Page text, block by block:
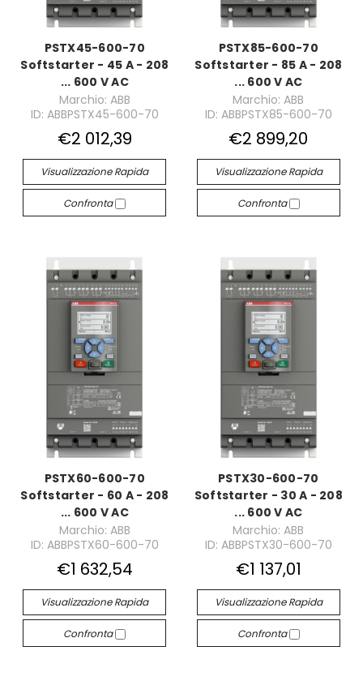
PSTX45-600-70
Softstarter - 45 A - 208
... 600 V AC
Marchio: ABB
ID: ABBPSTX45-600-70
€2 012,39
Visualizzazione Rapida
Confronta
PSTX85-600-70
Softstarter - 85 A - 208
... 600 V AC
Marchio: ABB
ID: ABBPSTX85-600-70
€2 899,20
Visualizzazione Rapida
Confronta
PSTX60-600-70
Softstarter - 60 A - 208
... 600 V AC
Marchio: ABB
ID: ABBPSTX60-600-70
€1 632,54
Visualizzazione Rapida
Confronta
PSTX30-600-70
Softstarter - 30 A - 208
... 600 V AC
Marchio: ABB
ID: ABBPSTX30-600-70
€1 137,01
Visualizzazione Rapida
Confronta